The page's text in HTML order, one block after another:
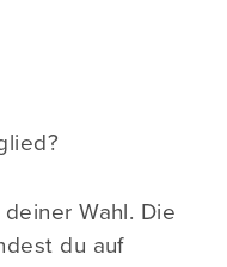
Wahl. Die
du auf